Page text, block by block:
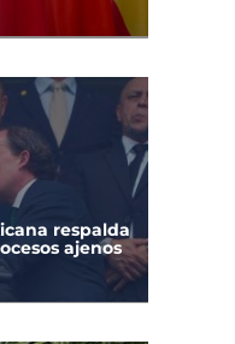
respalda
ajenos